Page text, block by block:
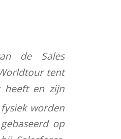
de Sales
tent
heeft en zijn
worden
op